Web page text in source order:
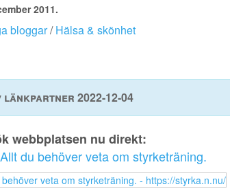
2011.
bloggar/Hälsa & skönhet
2022-12-04
webbplatsen nu direkt:
du behöver veta om styrketräning.